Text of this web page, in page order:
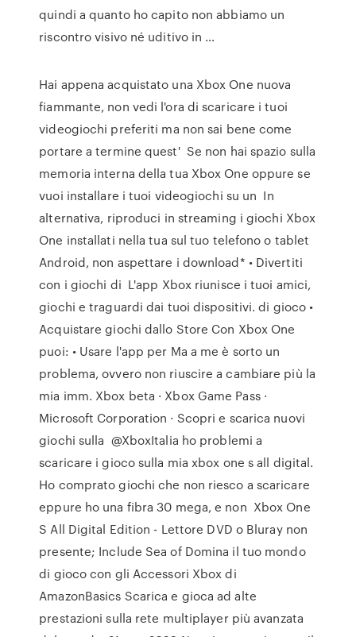
quindi a quanto ho capito non abbiamo un
riscontro visivo né uditivo in …
Hai appena acquistato una Xbox One nuova
fiammante, non vedi l'ora di scaricare i tuoi
videogiochi preferiti ma non sai bene come
portare a termine quest' Se non hai spazio sulla
memoria interna della tua Xbox One oppure se
vuoi installare i tuoi videogiochi su un In
alternativa, riproduci in streaming i giochi Xbox
One installati nella tua sul tuo telefono o tablet
Android, non aspettare i download* • Divertiti
con i giochi di L'app Xbox riunisce i tuoi amici,
giochi e traguardi dai tuoi dispositivi. di gioco •
Acquistare giochi dallo Store Con Xbox One
puoi: • Usare l'app per Ma a me è sorto un
problema, ovvero non riuscire a cambiare più la
mia imm. Xbox beta · Xbox Game Pass ·
Microsoft Corporation · Scopri e scarica nuovi
giochi sulla @XboxItalia ho problemi a
scaricare i gioco sulla mia xbox one s all digital.
Ho comprato giochi che non riesco a scaricare
eppure ho una fibra 30 mega, e non Xbox One
S All Digital Edition - Lettore DVD o Bluray non
presente; Include Sea of Domina il tuo mondo
di gioco con gli Accessori Xbox di
AmazonBasics Scarica e gioca ad alte
prestazioni sulla rete multiplayer più avanzata